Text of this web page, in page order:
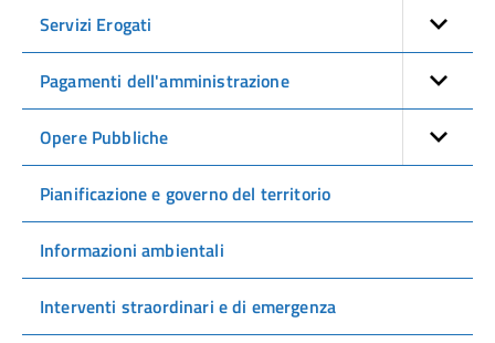
Servizi Erogati
Pagamenti dell'amministrazione
Opere Pubbliche
Pianificazione e governo del territorio
Informazioni ambientali
Interventi straordinari e di emergenza